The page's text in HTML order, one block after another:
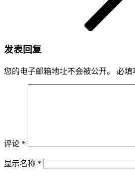
发表回复
您的电子邮箱地址不会被公开。 必填
评论 *
显示名称 *